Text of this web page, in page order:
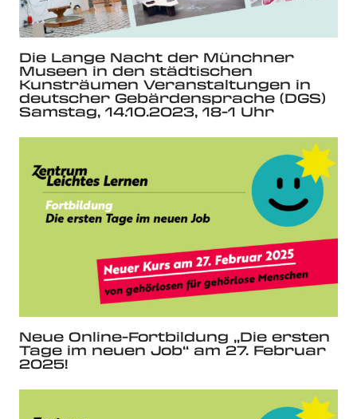
Die Lange Nacht der Münchner
Museen in den städtischen
Kunsträumen Veranstaltungen in
deutscher Gebärdensprache (DGS)
Samstag, 14.10.2023, 18-1 Uhr
Neue Online-Fortbildung „Die ersten
Tage im neuen Job“ am 27. Februar
2025!